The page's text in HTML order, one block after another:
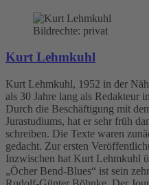
Bildrechte: privat
Kurt Lehmkuhl
Kurt Lehmkuhl, 1952 in der
als 30 Jahre lang als Redakteur
Durch die Beschäftigung mit
Jurastudiums, hat er sehr früh
schreiben. Die Texte waren
gedacht. Zur ersten
Inzwischen hat Kurt Lehmkuhl
„Öcher Bend-Blues“ ist sein